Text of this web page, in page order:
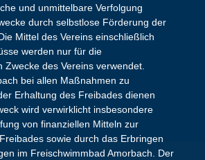
und unmittelbare Verfolgung
durch selbstlose Förderung der
Mittel des Vereins einschließlich
werden nur für die
Zwecke des Vereins verwendet.
bei allen Maßnahmen zu
Erhaltung des Freibades dienen
wird verwirklicht insbesondere
von finanziellen Mitteln zur
sowie durch das Erbringen
im Freischwimmbad Amorbach. Der